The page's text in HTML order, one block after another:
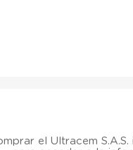
el Ultracem S.A.S.